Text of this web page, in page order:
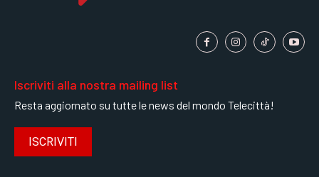
Iscriviti alla nostra mailing list
Resta aggiornato su tutte le news del mondo Telecittà!
ISCRIVITI